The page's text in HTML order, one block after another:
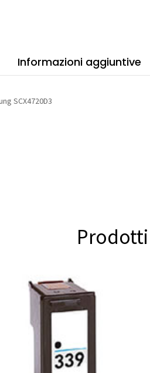
Informazioni aggiuntive
SCX4720D3